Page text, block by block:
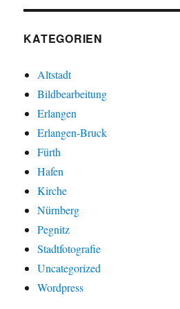
KATEGORIEN
Altstadt
Bildbearbeitung
Erlangen
Erlangen-Bruck
Fürth
Hafen
Kirche
Nürnberg
Pegnitz
Stadtfotografie
Uncategorized
Wordpress